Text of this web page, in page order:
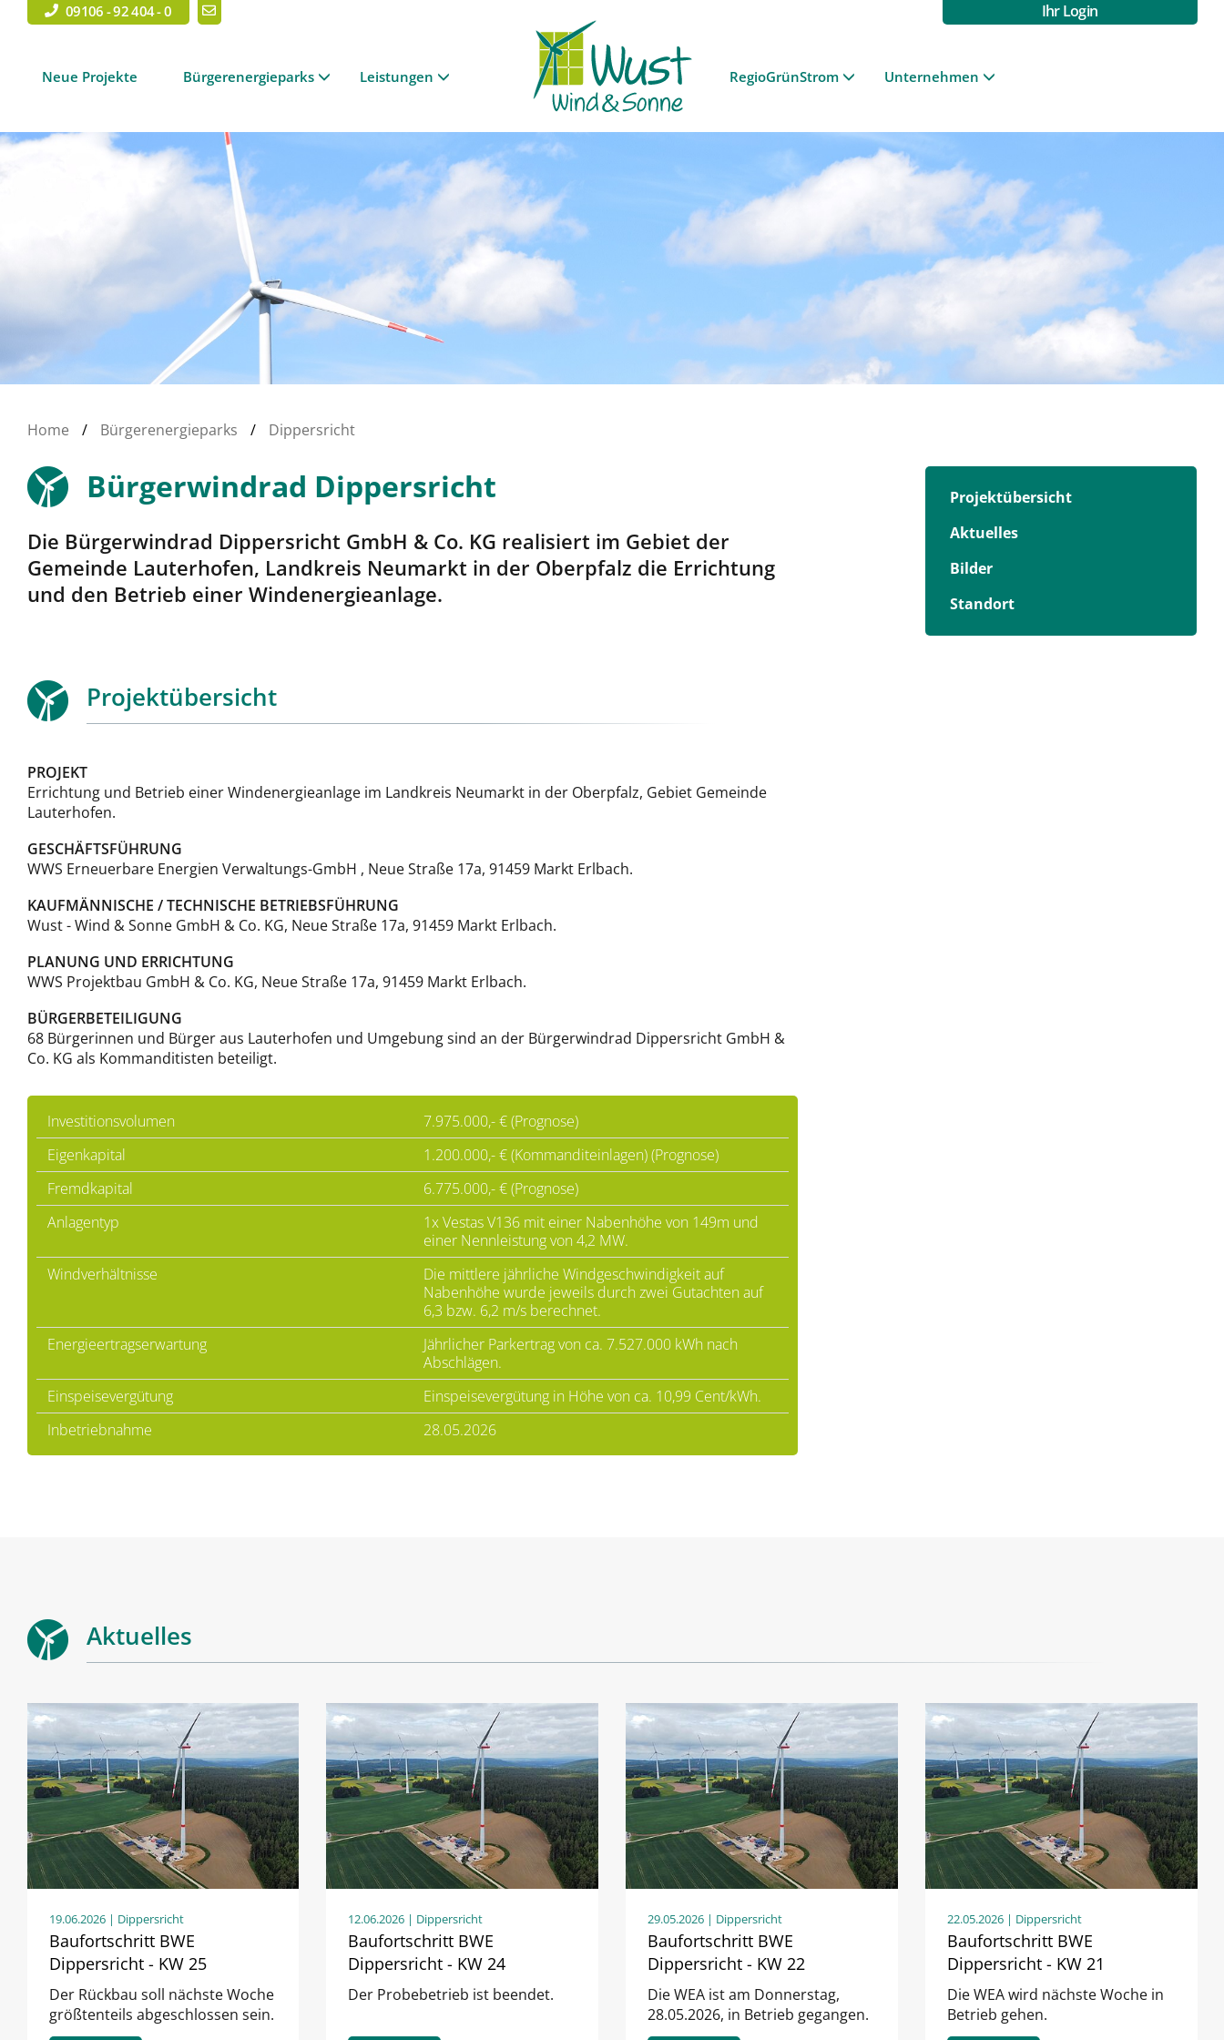
09106 - 92 404 - 0 Ihr Login
Neue Projekte Bürgerenergieparks Leistungen RegioGrünStrom Unternehmen
Home / Bürgerenergieparks / Dippersricht
Bürgerwindrad Dippersricht
Die Bürgerwindrad Dippersricht GmbH & Co. KG realisiert im Gebiet der
Gemeinde Lauterhofen, Landkreis Neumarkt in der Oberpfalz die Errichtung
und den Betrieb einer Windenergieanlage.
Projektübersicht
PROJEKT
Errichtung und Betrieb einer Windenergieanlage im Landkreis Neumarkt in der Oberpfalz, Gebiet Gemeinde
Lauterhofen.
GESCHÄFTSFÜHRUNG
WWS Erneuerbare Energien Verwaltungs-GmbH , Neue Straße 17a, 91459 Markt Erlbach.
KAUFMÄNNISCHE / TECHNISCHE BETRIEBSFÜHRUNG
Wust - Wind & Sonne GmbH & Co. KG, Neue Straße 17a, 91459 Markt Erlbach.
PLANUNG UND ERRICHTUNG
WWS Projektbau GmbH & Co. KG, Neue Straße 17a, 91459 Markt Erlbach.
BÜRGERBETEILIGUNG
68 Bürgerinnen und Bürger aus Lauterhofen und Umgebung sind an der Bürgerwindrad Dippersricht GmbH &
Co. KG als Kommanditisten beteiligt.
Investitionsvolumen
7.975.000,- € (Prognose)
Eigenkapital
1.200.000,- € (Kommanditeinlagen) (Prognose)
Fremdkapital
6.775.000,- € (Prognose)
Anlagentyp
1x Vestas V136 mit einer Nabenhöhe von 149m und
einer Nennleistung von 4,2 MW.
Windverhältnisse
Die mittlere jährliche Windgeschwindigkeit auf
Nabenhöhe wurde jeweils durch zwei Gutachten auf
6,3 bzw. 6,2 m/s berechnet.
Energieertragserwartung
Jährlicher Parkertrag von ca. 7.527.000 kWh nach
Abschlägen.
Einspeisevergütung
Einspeisevergütung in Höhe von ca. 10,99 Cent/kWh.
Inbetriebnahme
28.05.2026
Projektübersicht
Aktuelles
Bilder
Standort
Aktuelles
19.06.2026 | Dippersricht
Baufortschritt BWE
Dippersricht - KW 25
Der Rückbau soll nächste Woche
größtenteils abgeschlossen sein.
12.06.2026 | Dippersricht
Baufortschritt BWE
Dippersricht - KW 24
Der Probebetrieb ist beendet.
29.05.2026 | Dippersricht
Baufortschritt BWE
Dippersricht - KW 22
Die WEA ist am Donnerstag,
28.05.2026, in Betrieb gegangen.
22.05.2026 | Dippersricht
Baufortschritt BWE
Dippersricht - KW 21
Die WEA wird nächste Woche in
Betrieb gehen.